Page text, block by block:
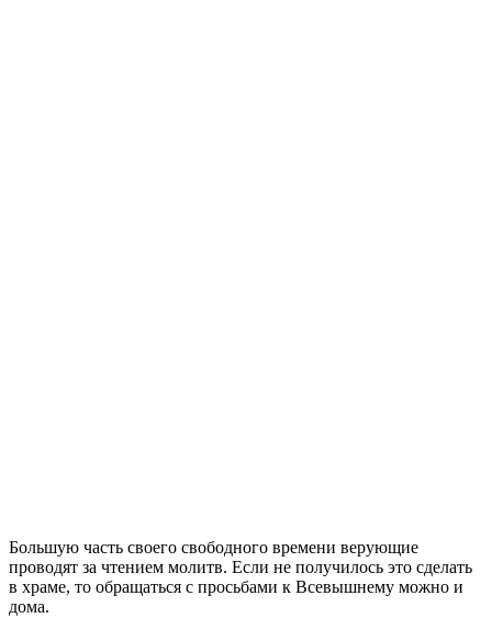
Большую часть своего свободного времени верующие
проводят за чтением молитв. Если не получилось это сделать
в храме, то обращаться с просьбами к Всевышнему можно и
дома.